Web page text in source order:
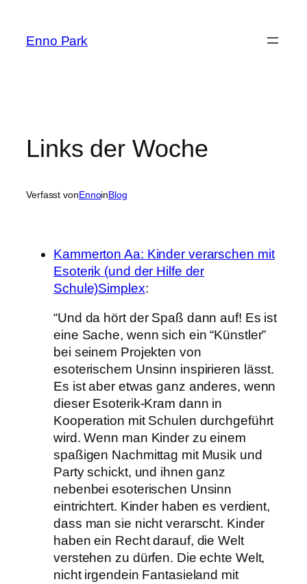
springen
Enno Park
Links der Woche
Verfasst vonEnnoinBlog
Kammerton Aa: Kinder verarschen mit
Esoterik (und der Hilfe der
Schule)Simplex:
“Und da hört der Spaß dann auf! Es ist
eine Sache, wenn sich ein “Künstler”
bei seinem Projekten von
esoterischem Unsinn inspirieren lässt.
Es ist aber etwas ganz anderes, wenn
dieser Esoterik-Kram dann in
Kooperation mit Schulen durchgeführt
wird. Wenn man Kinder zu einem
spaßigen Nachmittag mit Musik und
Party schickt, und ihnen ganz
nebenbei esoterischen Unsinn
eintrichtert. Kinder haben es verdient,
dass man sie nicht verarscht. Kinder
haben ein Recht darauf, die Welt
verstehen zu dürfen. Die echte Welt,
nicht irgendein Fantasieland mit